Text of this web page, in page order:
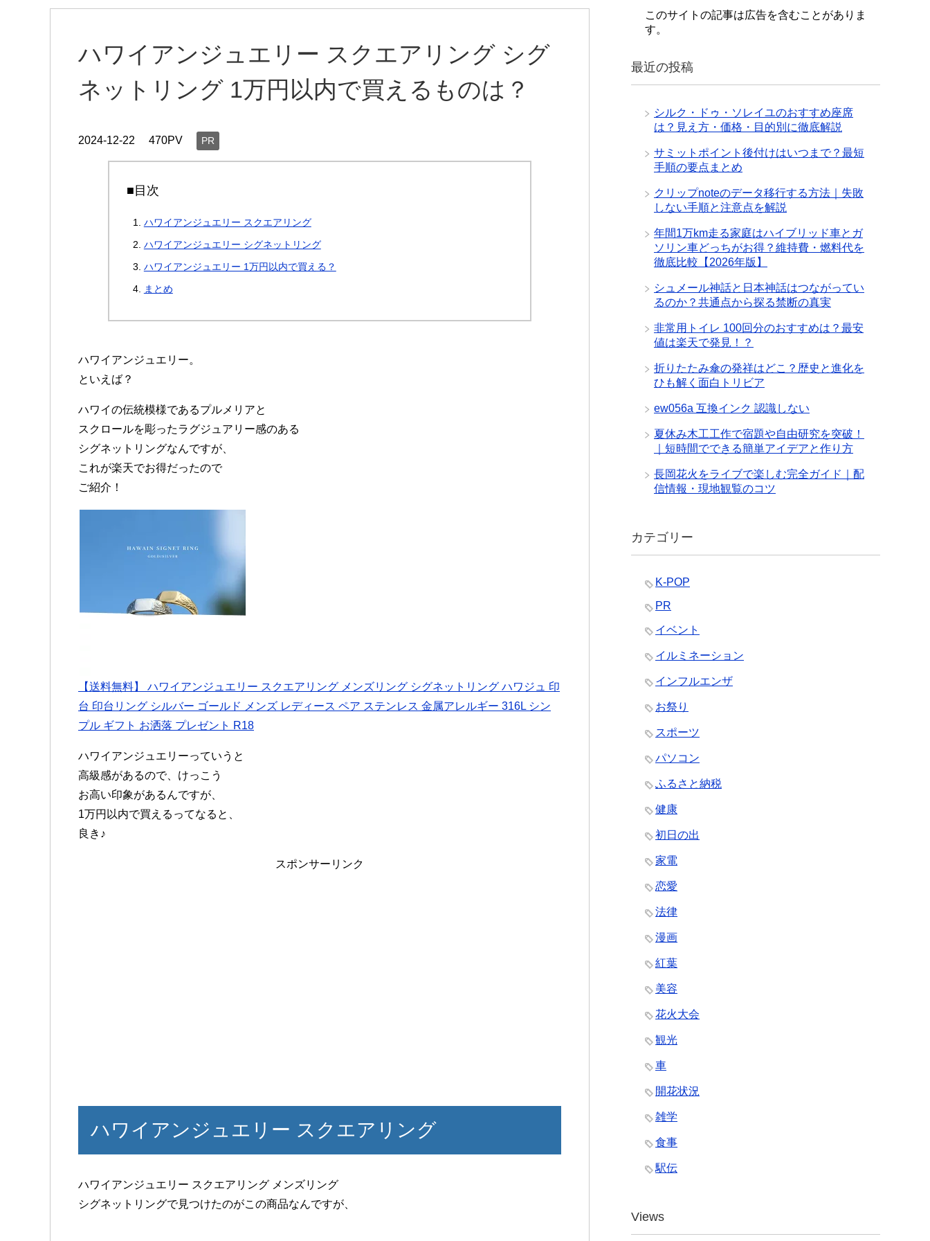
ハワイアンジュエリー スクエアリング シグ
ネットリング 1万円以内で買えるものは？
2024-12-22 470PV PR
■目次
ハワイアンジュエリー スクエアリング
ハワイアンジュエリー シグネットリング
ハワイアンジュエリー 1万円以内で買える？
まとめ
ハワイアンジュエリー。
といえば？
ハワイの伝統模様であるプルメリアと
スクロールを彫ったラグジュアリー感のある
シグネットリングなんですが、
これが楽天でお得だったので
ご紹介！
【送料無料】 ハワイアンジュエリー スクエアリング メンズリング シグネットリング ハワジュ 印
台 印台リング シルバー ゴールド メンズ レディース ペア ステンレス 金属アレルギー 316L シン
プル ギフト お洒落 プレゼント R18
ハワイアンジュエリーっていうと
高級感があるので、けっこう
お高い印象があるんですが、
1万円以内で買えるってなると、
良き♪
スポンサーリンク
ハワイアンジュエリー スクエアリング
ハワイアンジュエリー スクエアリング メンズリング
シグネットリングで見つけたのがこの商品なんですが、
このサイトの記事は広告を含むことがありま
す。
最近の投稿
シルク・ドゥ・ソレイユのおすすめ座席
は？見え方・価格・目的別に徹底解説
サミットポイント後付けはいつまで？最短
手順の要点まとめ
クリップnoteのデータ移行する方法｜失敗
しない手順と注意点を解説
年間1万km走る家庭はハイブリッド車とガ
ソリン車どっちがお得？維持費・燃料代を
徹底比較【2026年版】
シュメール神話と日本神話はつながってい
るのか？共通点から探る禁断の真実
非常用トイレ 100回分のおすすめは？最安
値は楽天で発見！？
折りたたみ傘の発祥はどこ？歴史と進化を
ひも解く面白トリビア
ew056a 互換インク 認識しない
夏休み木工工作で宿題や自由研究を突破！
｜短時間でできる簡単アイデアと作り方
長岡花火をライブで楽しむ完全ガイド｜配
信情報・現地観覧のコツ
カテゴリー
K-POP
PR
イベント
イルミネーション
インフルエンザ
お祭り
スポーツ
パソコン
ふるさと納税
健康
初日の出
家電
恋愛
法律
漫画
紅葉
美容
花火大会
観光
車
開花状況
雑学
食事
駅伝
Views